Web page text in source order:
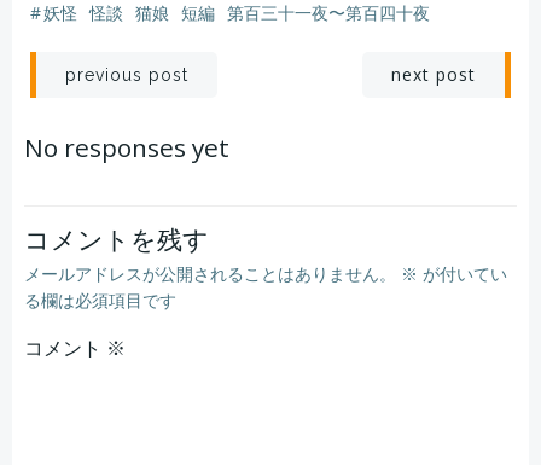
「イ
エ
ス
！
ダ
イ
ジ
な赤
チ
ャ
ン育
て
る
ネ
。
ワ
タ
シ
、
カ
ン
ガ
ルー
ム
ス
メ言
い
マ
ス
。
ネ
コ
ム
ス
メ
セ
ン
パ
イ
、会
い
た
か
っ
た
ネ
！」
。
ひ
と
ま
ず鼠
を彼女
に返
し
、人目
に付
か
ぬ
よ
う近場
の神社
へ移動
す
る
こ
と
に
す
る
。全力
で走
る私
に
ピ
ョ
ン
ピ
ョ
ン
と両脚
で跳
ね
な
が
ら付
い
て
く
る
の
で
、
ど
う
や
ら本当
に
カ
ン
ガ
ルー
の妖怪
ら
し
い し
に
、
「それって、ニプレスか何か貼ってんの？」
と尋ねる。と、彼女は得意気にズボンの手前を引っ張り、
「ユータイルイのニップルはフクロの中デース」
とその中を指で示しながらカラカラと笑った。
#妖怪 怪談 猫娘 短編 第百三十一夜〜第百四十夜
投
稿
ビ
ゲ
ー
previous post
ビ
next post
No responses yet
コメントを残す
メールアドレスが公開されることはありません。 ※ が付いてい
る欄は必須項目です
コメント ※